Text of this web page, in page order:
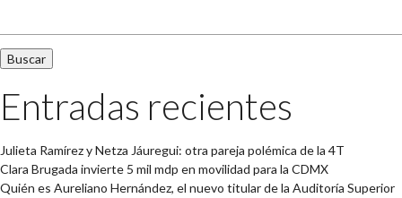
Entradas recientes
Julieta Ramírez y Netza Jáuregui: otra pareja polémica de la 4T
Clara Brugada invierte 5 mil mdp en movilidad para la CDMX
Quién es Aureliano Hernández, el nuevo titular de la Auditoría Superior